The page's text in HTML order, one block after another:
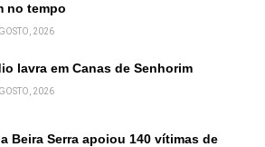
no tempo
2026
lavra em Canas de Senhorim
2026
Beira Serra apoiou 140 vítimas de